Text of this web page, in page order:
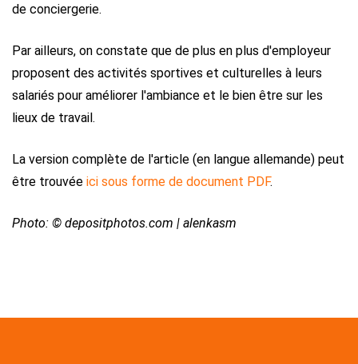
de conciergerie.
Par ailleurs, on constate que de plus en plus d'employeur
proposent des activités sportives et culturelles à leurs
salariés pour améliorer l'ambiance et le bien être sur les
lieux de travail.
La version complète de l'article (en langue allemande) peut
être trouvée ici sous forme de document PDF.
Photo: © depositphotos.com | alenkasm